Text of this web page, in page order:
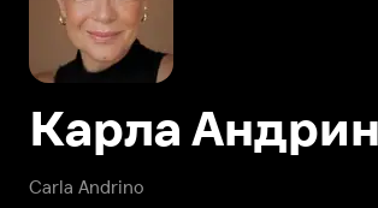
Carla Andrino
Карла